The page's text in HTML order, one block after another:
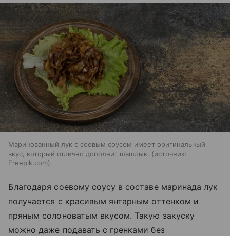
Маринованный лук с соевым соусом имеет оригинальный
вкус, который отлично дополнит шашлык.
источник:
Freepik.com
Благодаря соевому соусу в составе маринада лук
получается с красивым янтарным оттенком и
пряным солоноватым вкусом. Такую закуску
можно даже подавать с гренками без